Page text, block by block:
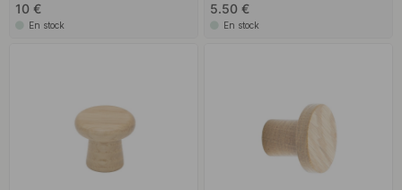
10 €
En stock
5.50 €
En stock